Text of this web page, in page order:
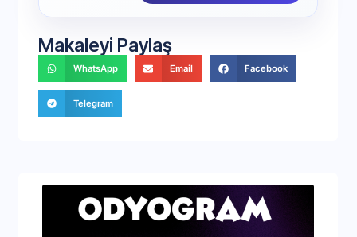
Makaleyi Paylaş
WhatsApp Email Facebook
Telegram